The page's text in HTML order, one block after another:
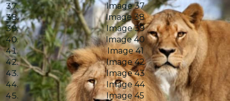
Image 37
Image 38
Image 39
Image 40
Image 41
Image 42
Image 43
Image 44
Image 45